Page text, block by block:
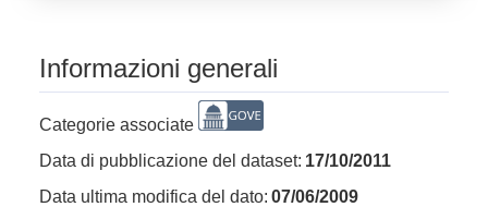
Informazioni generali
Categorie associate
Data di pubblicazione del dataset: 17/10/2011
Data ultima modifica del dato: 07/06/2009